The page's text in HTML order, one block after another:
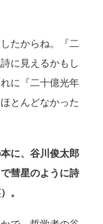
たからね。『二
に見えるかもし
に『二十億光年
とんどなかった
に、谷川俊太郎
彗星のように詩
。